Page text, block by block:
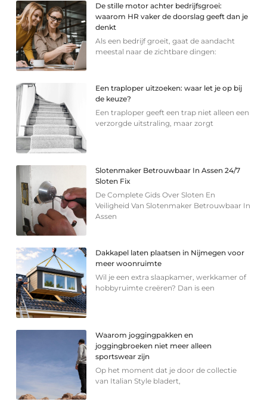
De stille motor achter bedrijfsgroei:
waarom HR vaker de doorslag geeft dan je
denkt
Als een bedrijf groeit, gaat de aandacht
meestal naar de zichtbare dingen:
Een traploper uitzoeken: waar let je op bij
de keuze?
Een traploper geeft een trap niet alleen een
verzorgde uitstraling, maar zorgt
Slotenmaker Betrouwbaar In Assen 24/7
Sloten Fix
De Complete Gids Over Sloten En
Veiligheid Van Slotenmaker Betrouwbaar In
Assen
Dakkapel laten plaatsen in Nijmegen voor
meer woonruimte
Wil je een extra slaapkamer, werkkamer of
hobbyruimte creëren? Dan is een
Waarom joggingpakken en
joggingbroeken niet meer alleen
sportswear zijn
Op het moment dat je door de collectie
van Italian Style bladert,